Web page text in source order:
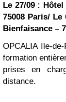
Le 27/09 :
75008 Paris/ Le
Bienfaisance –
OPCALIA Ile-
formation
prises en
distance.